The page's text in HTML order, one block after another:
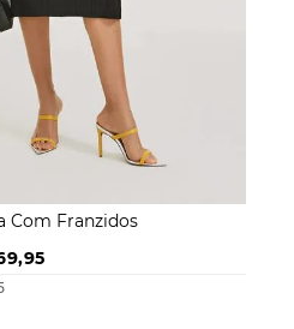
Com Franzidos
,95